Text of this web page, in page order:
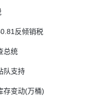
反倾销税
总统
队支持
存变动(万桶)